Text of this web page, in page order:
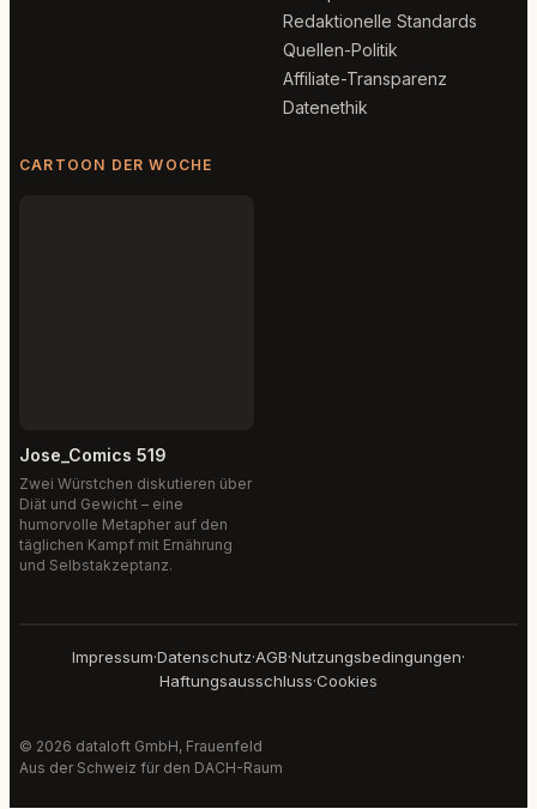
Redaktionelle Standards
Quellen-Politik
Affiliate-Transparenz
Datenethik
CARTOON DER WOCHE
Jose_Comics 519
Zwei Würstchen diskutieren über
Diät und Gewicht – eine
humorvolle Metapher auf den
täglichen Kampf mit Ernährung
und Selbstakzeptanz.
Impressum·Datenschutz·AGB·Nutzungsbedingungen·
Haftungsausschluss·Cookies
© 2026 dataloft GmbH, Frauenfeld
Aus der Schweiz für den DACH-Raum